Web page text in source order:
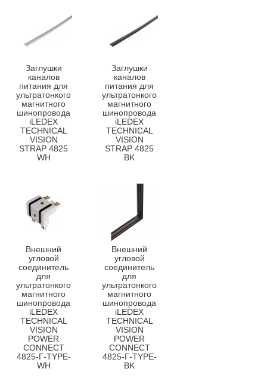
Заглушки
каналов
питания для
ультратонкого
магнитного
шинопровода
iLEDEX
TECHNICAL
VISION
STRAP 4825
WH
Заглушки
каналов
питания для
ультратонкого
магнитного
шинопровода
iLEDEX
TECHNICAL
VISION
STRAP 4825
BK
Внешний
угловой
соединитель
для
ультратонкого
магнитного
шинопровода
iLEDEX
TECHNICAL
VISION
POWER
CONNECT
4825-Г-TYPE-
WH
Внешний
угловой
соединитель
для
ультратонкого
магнитного
шинопровода
iLEDEX
TECHNICAL
VISION
POWER
CONNECT
4825-Г-TYPE-
BK